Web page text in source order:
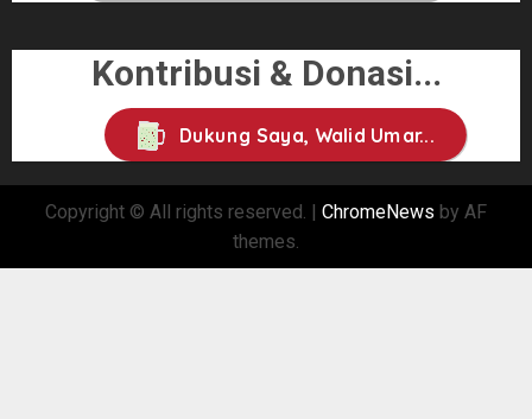
Kontribusi & Donasi...
Dukung Saya, Walid Umar...
Copyright © All rights reserved. | ChromeNews by AF
themes.